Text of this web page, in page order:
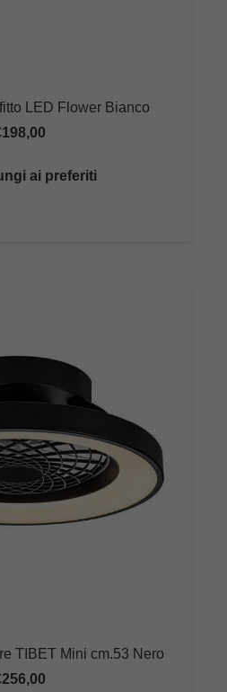
LED Flower Bianco
198,00
ai preferiti
TIBET Mini cm.53 Nero
256,00